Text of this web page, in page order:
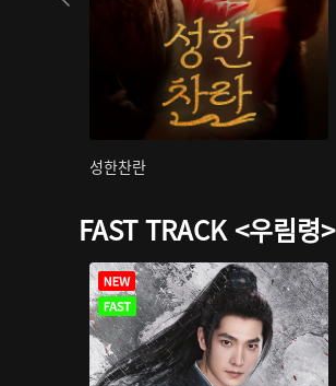
성한찬란
FAST TRACK <우림령>